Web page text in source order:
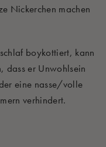
Nickerchen machen
boykottiert, kann
dass er Unwohlsein
eine nasse/volle
verhindert.